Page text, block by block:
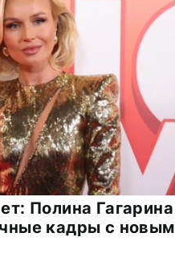
Полина Гагарина
кадры с новым